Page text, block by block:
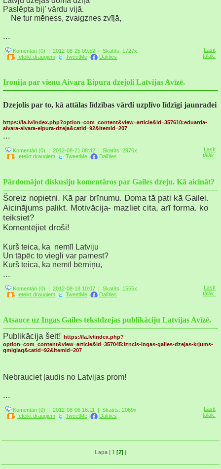
Paslēpta bij’ vārdu vijā.
Ne tur mēness, zvaigznes zvīļā,
...
Komentāri (0) | 2012-08-25 09:52 | Skatīts: 1727x
Ieteikt draugiem
TweetMe Dalīties
Lasīt
tālāk.
Ironija par vienu Aivara Eipura dzejoli Latvijas Avīzē.
Dzejolis par to, kā attālas līdzības vārdi uzplīvo līdzīgi jaunradei
https://la.lv/index.php?option=com_content&view=article&id=357610:eduarda-
aivara-aivara-eipura-dzeja&catid=92&Itemid=207
...
Komentāri (0) | 2012-08-21 08:42 | Skatīts: 2976x
Ieteikt draugiem
TweetMe Dalīties
Lasīt
tālāk.
Pārdomājot diskusiju komentāros par Gailes dzeju. Kā aicināt?
Šoreiz nopietni. Kā par brīnumu. Doma tā pati kā Gailei.
Aicinājums palikt. Motivācija- mazliet cita, arī forma. ko
teiksiet?
Komentējiet droši!
Kurš teica, ka nemīl Latviju
Un tāpēc to viegli var pamest?
Kurš teica, ka nemīl bērniņu,
...
Komentāri (0) | 2012-08-18 10:07 | Skatīts: 1555x
Ieteikt draugiem
TweetMe Dalīties
Lasīt
tālāk.
Atsauce uz Ingas Gailes tekstdzejas publikāciju Latvijas Avīzē.
Publikācija šeit! https://la.lv/index.php?
option=com_content&view=article&id=357045:izncis-ingas-gailes-dzejas-krjums-
qmiglaq&catid=92&Itemid=207
Nebrauciet ļaudis no Latvijas prom!
...
Komentāri (0) | 2012-08-06 16:11 | Skatīts: 2069x
Ieteikt draugiem
TweetMe Dalīties
Lasīt
tālāk.
Lapa | 1 [2]